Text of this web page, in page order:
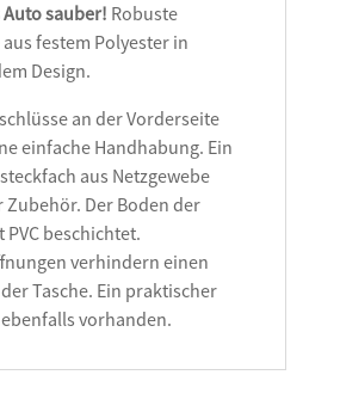
sauber! Robuste
festem Polyester in
Design.
an der Vorderseite
einfache Handhabung. Ein
aus Netzgewebe
Zubehör. Der Boden der
PVC beschichtet.
verhindern einen
Tasche. Ein praktischer
vorhanden.